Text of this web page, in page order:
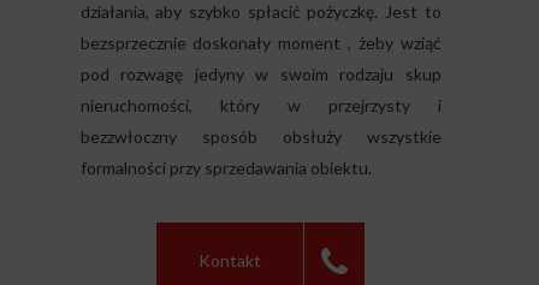
działania, aby szybko spłacić pożyczkę. Jest to
bezsprzecznie doskonały moment , żeby wziąć
pod rozwagę jedyny w swoim rodzaju skup
nieruchomości, który w przejrzysty i
bezzwłoczny sposób obsłuży wszystkie
formalności przy sprzedawania obiektu.
Kontakt